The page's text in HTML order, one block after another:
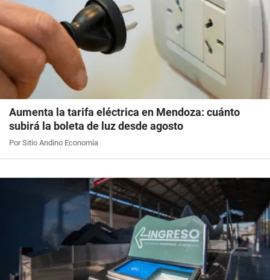
Aumenta la tarifa eléctrica en Mendoza: cuánto
subirá la boleta de luz desde agosto
Por Sitio Andino Economía